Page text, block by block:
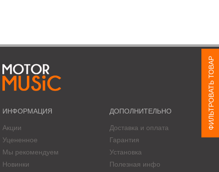
ФИЛЬТРОВАТЬ ТОВАР
ИНФОРМАЦИЯ
Акции
Уцененное
Мы рекомендуем
Новинки
ДОПОЛНИТЕЛЬНО
Доставка и оплата
Гарантия
Установка
Полезная инфо